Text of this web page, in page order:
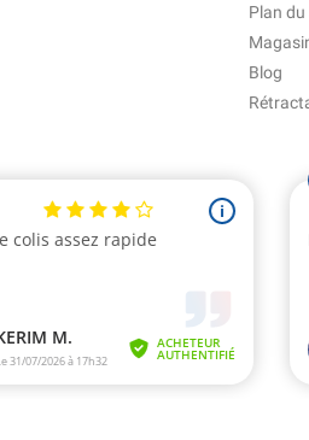
Plan du
Blog